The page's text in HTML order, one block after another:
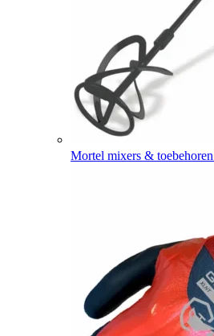
Mortel mixers & toebehoren